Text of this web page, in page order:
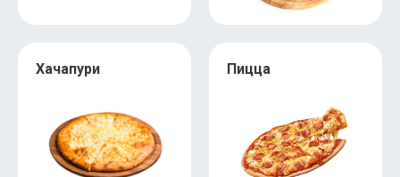
Хачапури Пицца